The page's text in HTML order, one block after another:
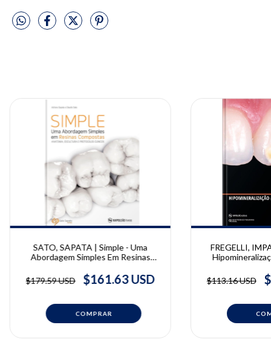
SATO, SAPATA | Simple - Uma
Abordagem Simples Em Resinas
Sato
$179.59 USD $161.63 USD
FREGELLI,
Pettorossi
$113.16 USD